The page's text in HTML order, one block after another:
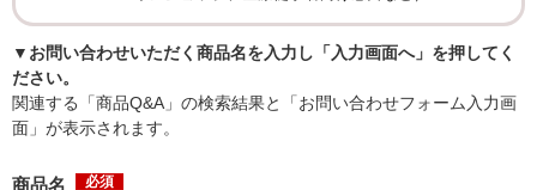
▼お問い合わせいただく商品名を入力し「入力画面へ」を押してく
ださい。
関連する「商品Q&A」の検索結果と「お問い合わせフォーム入力画
面」が表示されます。
商品名 必須